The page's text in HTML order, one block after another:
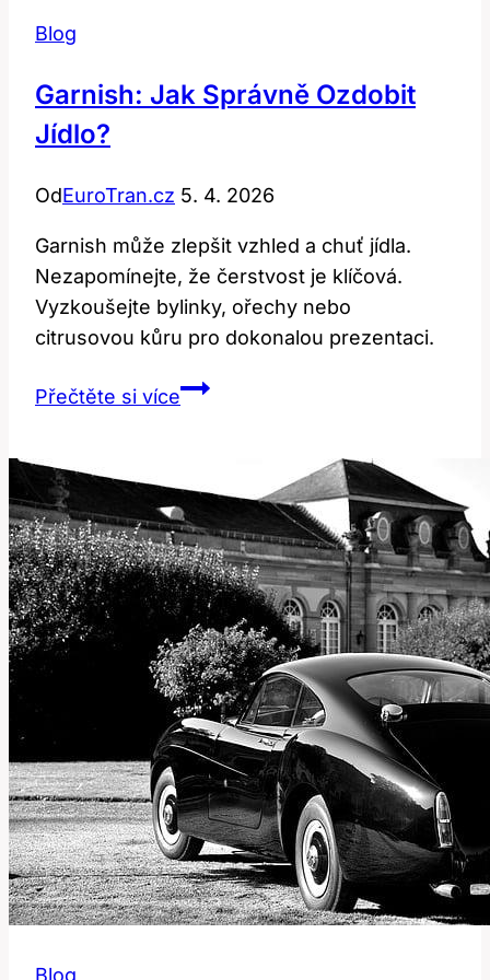
Blog
Garnish: Jak Správně Ozdobit
Jídlo?
OdEuroTran.cz 5. 4. 2026
Garnish může zlepšit vzhled a chuť jídla.
Nezapomínejte, že čerstvost je klíčová.
Vyzkoušejte bylinky, ořechy nebo
citrusovou kůru pro dokonalou prezentaci.
Přečtěte si víceGarnish:
Jídlo?
Blog